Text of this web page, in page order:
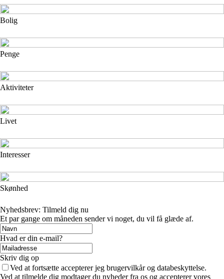
Bolig
Penge
Aktiviteter
Livet
Interesser
Skønhed
Nyhedsbrev: Tilmeld dig nu
Et par gange om måneden sender vi noget, du vil få glæde af.
Hvad er din e-mail?
Skriv dig op
Ved at fortsætte accepterer jeg brugervilkår og databeskyttelse.
Ved at tilmelde dig modtager du nyheder fra os og accepterer vores